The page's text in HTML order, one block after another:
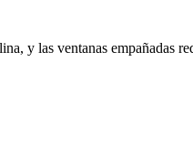
y las ventanas empañadas